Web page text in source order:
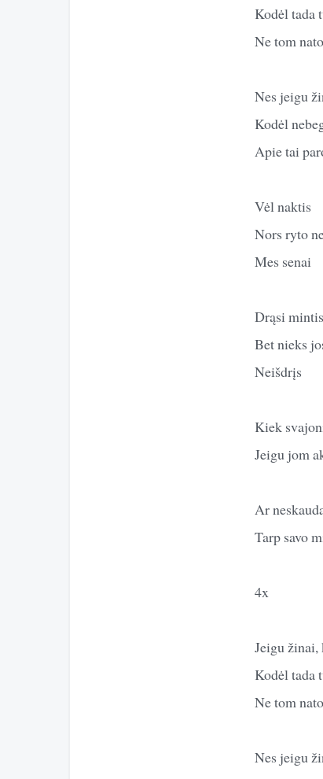
Kodėl tada
Ne tom
Nes jeigu
Kodėl
Apie tai
Vėl naktis
Nors ryto
Mes senai
Drąsi mintis
Bet nieks
Neišdrįs
Kiek
Jeigu jom
Ar
Tarp savo
4x
Jeigu žinai,
Kodėl tada
Ne tom
Nes jeigu